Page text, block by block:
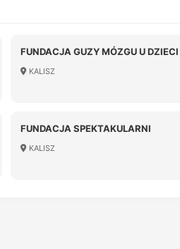
FUNDACJA GUZY MÓZGU U DZIECI
KALISZ
FUNDACJA SPEKTAKULARNI
KALISZ